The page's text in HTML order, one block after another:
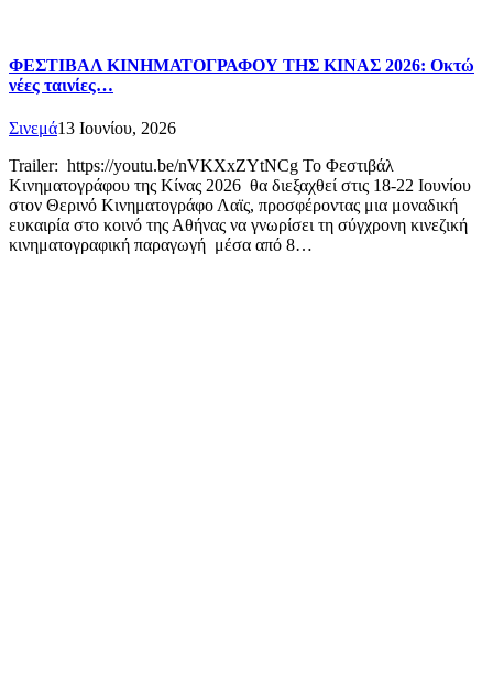
ΦΕΣΤΙΒΑΛ ΚΙΝΗΜΑΤΟΓΡΑΦΟΥ ΤΗΣ ΚΙΝΑΣ 2026: Οκτώ
νέες ταινίες…
Σινεμά13 Ιουνίου, 2026
Trailer: https://youtu.be/nVKXxZYtNCg Το Φεστιβάλ
Κινηματογράφου της Κίνας 2026 θα διεξαχθεί στις 18-22 Ιουνίου
στον Θερινό Κινηματογράφο Λαϊς, προσφέροντας μια μοναδική
ευκαιρία στο κοινό της Αθήνας να γνωρίσει τη σύγχρονη κινεζική
κινηματογραφική παραγωγή μέσα από 8…